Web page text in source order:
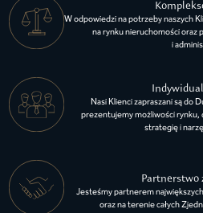
W odpowiedzi na potrzeby naszych
na rynku nieruchomości oraz
i
Nasi Klienci zapraszani są do
prezentujemy możliwości rynku,
strategię i
Partnerstwo
Jesteśmy partnerem
oraz na terenie całych